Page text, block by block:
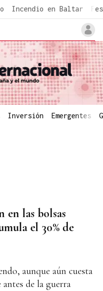
Incendio en Baltar
Inversión Emergentes
en las bolsas
el 30% de
aunque aún cuesta
antes de la guerra